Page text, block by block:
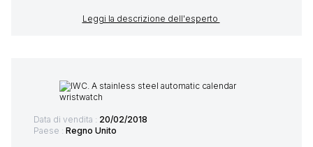
Leggi la descrizione dell'esperto
Data di vendita : 20/02/2018
Paese : Regno Unito